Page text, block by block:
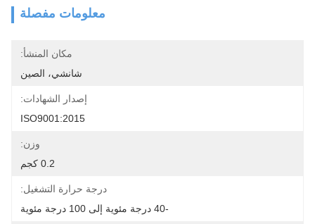
معلومات مفصلة
مكان المنشأ:
شانشي، الصين
إصدار الشهادات:
ISO9001:2015
وزن:
0.2 كجم
درجة حرارة التشغيل: